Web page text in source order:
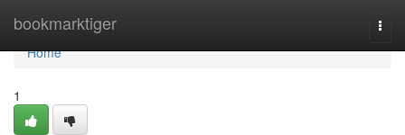
bookmarktiger
Home
Home
1